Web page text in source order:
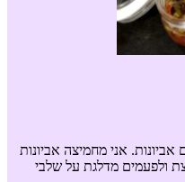
אני מחמיצה אביונות
ולפעמים מדלגת על שלבי